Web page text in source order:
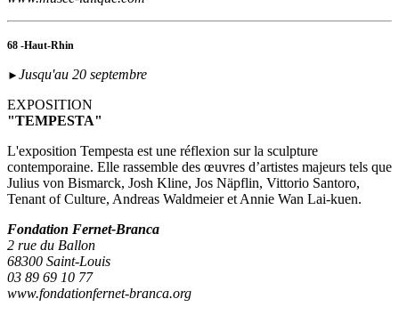
68 -Haut-Rhin
► Jusqu'au 20 septembre
EXPOSITION
"TEMPESTA"
L'exposition Tempesta est une réflexion sur la sculpture
contemporaine. Elle rassemble des œuvres d’artistes majeurs tels que
Julius von Bismarck, Josh Kline, Jos Näpflin, Vittorio Santoro,
Tenant of Culture, Andreas Waldmeier et Annie Wan Lai-kuen.
Fondation Fernet-Branca
2 rue du Ballon
68300 Saint-Louis
03 89 69 10 77
www.fondationfernet-branca.org